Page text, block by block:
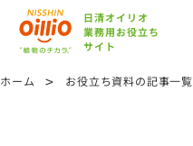
日清オイリオ
業務用お役立ち
サイト
ホーム > お役立ち資料の記事一覧